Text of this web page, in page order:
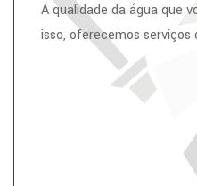
A qualidade da água que
isso, oferecemos serviços